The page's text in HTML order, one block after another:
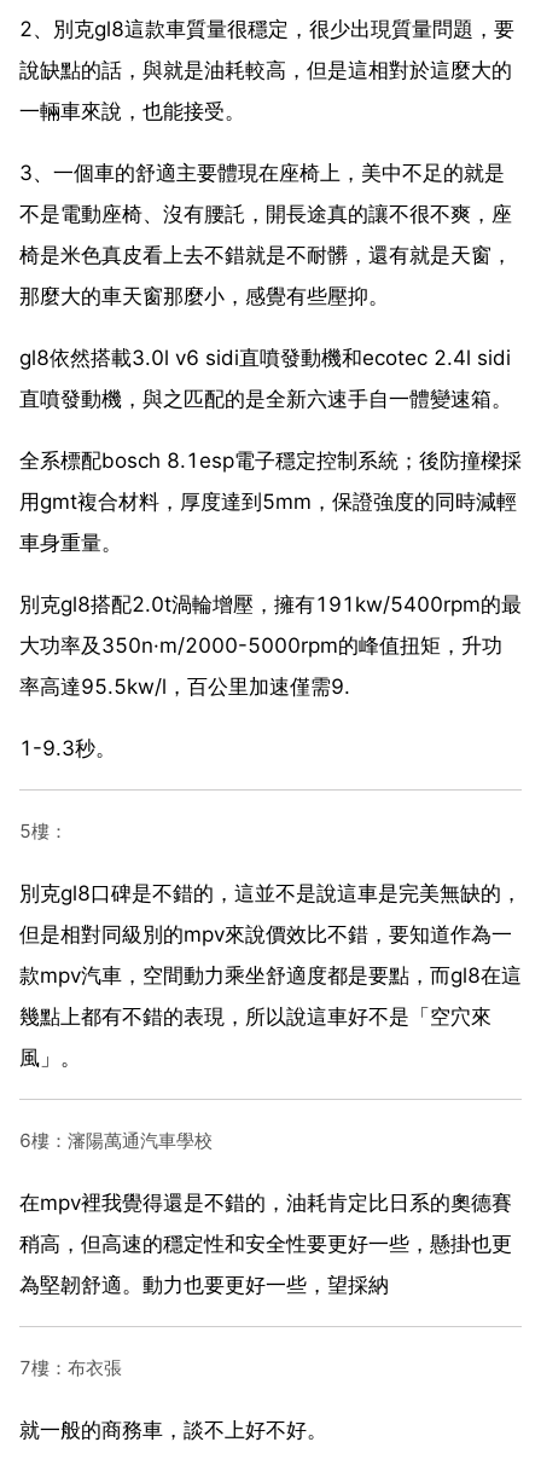
2、別克gl8這款車質量很穩定，很少出現質量問題，要
說缺點的話，與就是油耗較高，但是這相對於這麼大的
一輛車來說，也能接受。
3、一個車的舒適主要體現在座椅上，美中不足的就是
不是電動座椅、沒有腰託，開長途真的讓不很不爽，座
椅是米色真皮看上去不錯就是不耐髒，還有就是天窗，
那麼大的車天窗那麼小，感覺有些壓抑。
gl8依然搭載3.0l v6 sidi直噴發動機和ecotec 2.4l sidi
直噴發動機，與之匹配的是全新六速手自一體變速箱。
全系標配bosch 8.1esp電子穩定控制系統；後防撞樑採
用gmt複合材料，厚度達到5mm，保證強度的同時減輕
車身重量。
別克gl8搭配2.0t渦輪增壓，擁有191kw/5400rpm的最
大功率及350n·m/2000-5000rpm的峰值扭矩，升功
率高達95.5kw/l，百公里加速僅需9.
1-9.3秒。
5樓：
別克gl8口碑是不錯的，這並不是說這車是完美無缺的，
但是相對同級別的mpv來說價效比不錯，要知道作為一
款mpv汽車，空間動力乘坐舒適度都是要點，而gl8在這
幾點上都有不錯的表現，所以說這車好不是「空穴來
風」。
6樓：瀋陽萬通汽車學校
在mpv裡我覺得還是不錯的，油耗肯定比日系的奧德賽
稍高，但高速的穩定性和安全性要更好一些，懸掛也更
為堅韌舒適。動力也要更好一些，望採納
7樓：布衣張
就一般的商務車，談不上好不好。